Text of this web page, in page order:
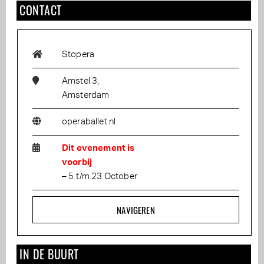
CONTACT
Stopera
Amstel 3,
Amsterdam
operaballet.nl
Dit evenement is
voorbij
– 5 t/m 23 October
NAVIGEREN
IN DE BUURT